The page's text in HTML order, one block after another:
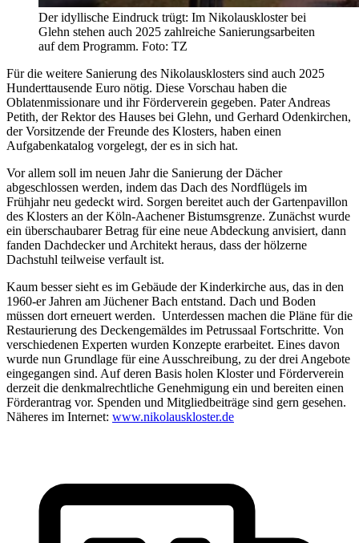
Der idyllische Eindruck trügt: Im Nikolauskloster bei
Glehn stehen auch 2025 zahlreiche Sanierungsarbeiten
auf dem Programm. Foto: TZ
Für die weitere Sanierung des Nikolausklosters sind auch 2025
Hunderttausende Euro nötig. Diese Vorschau haben die
Oblatenmissionare und ihr Förderverein gegeben. Pater Andreas
Petith, der Rektor des Hauses bei Glehn, und Gerhard Odenkirchen,
der Vorsitzende der Freunde des Klosters, haben einen
Aufgabenkatalog vorgelegt, der es in sich hat.
Vor allem soll im neuen Jahr die Sanierung der Dächer
abgeschlossen werden, indem das Dach des Nordflügels im
Frühjahr neu gedeckt wird. Sorgen bereitet auch der Gartenpavillon
des Klosters an der Köln-Aachener Bistumsgrenze. Zunächst wurde
ein überschaubarer Betrag für eine neue Abdeckung anvisiert, dann
fanden Dachdecker und Architekt heraus, dass der hölzerne
Dachstuhl teilweise verfault ist.
Kaum besser sieht es im Gebäude der Kinderkirche aus, das in den
1960-er Jahren am Jüchener Bach entstand. Dach und Boden
müssen dort erneuert werden. Unterdessen machen die Pläne für die
Restaurierung des Deckengemäldes im Petrussaal Fortschritte. Von
verschiedenen Experten wurden Konzepte erarbeitet. Eines davon
wurde nun Grundlage für eine Ausschreibung, zu der drei Angebote
eingegangen sind. Auf deren Basis holen Kloster und Förderverein
derzeit die denkmalrechtliche Genehmigung ein und bereiten einen
Förderantrag vor. Spenden und Mitgliedbeiträge sind gern gesehen.
Näheres im Internet: www.nikolauskloster.de